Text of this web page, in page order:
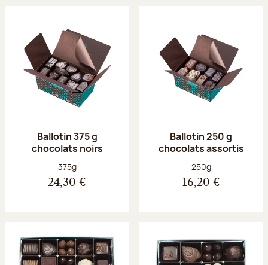
Ballotin 375 g
chocolats noirs
Poids net :
375g
24,30 €
Ballotin 250 g
chocolats assortis
Poids net :
250g
16,20 €